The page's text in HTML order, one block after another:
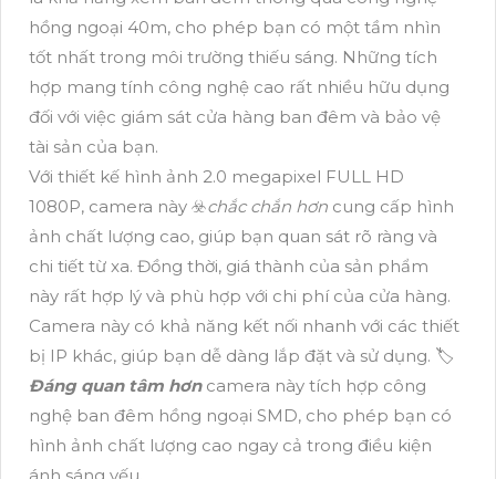
hồng ngoại 40m, cho phép bạn có một tầm nhìn
tốt nhất trong môi trường thiếu sáng. Những tích
hợp mang tính công nghệ cao rất nhiều hữu dụng
đối với việc giám sát cửa hàng ban đêm và bảo vệ
tài sản của bạn.
Với thiết kế hình ảnh 2.0 megapixel FULL HD
1080P, camera này ☣️chắc chắn hơn cung cấp hình
ảnh chất lượng cao, giúp bạn quan sát rõ ràng và
chi tiết từ xa. Đồng thời, giá thành của sản phẩm
này rất hợp lý và phù hợp với chi phí của cửa hàng.
Camera này có khả năng kết nối nhanh với các thiết
bị IP khác, giúp bạn dễ dàng lắp đặt và sử dụng. 🏷
Đáng quan tâm hơn camera này tích hợp công
nghệ ban đêm hồng ngoại SMD, cho phép bạn có
hình ảnh chất lượng cao ngay cả trong điều kiện